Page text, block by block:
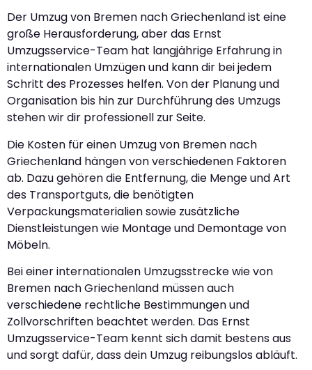
Der Umzug von Bremen nach Griechenland ist eine
große Herausforderung, aber das Ernst
Umzugsservice-Team hat langjährige Erfahrung in
internationalen Umzügen und kann dir bei jedem
Schritt des Prozesses helfen. Von der Planung und
Organisation bis hin zur Durchführung des Umzugs
stehen wir dir professionell zur Seite.
Die Kosten für einen Umzug von Bremen nach
Griechenland hängen von verschiedenen Faktoren
ab. Dazu gehören die Entfernung, die Menge und Art
des Transportguts, die benötigten
Verpackungsmaterialien sowie zusätzliche
Dienstleistungen wie Montage und Demontage von
Möbeln.
Bei einer internationalen Umzugsstrecke wie von
Bremen nach Griechenland müssen auch
verschiedene rechtliche Bestimmungen und
Zollvorschriften beachtet werden. Das Ernst
Umzugsservice-Team kennt sich damit bestens aus
und sorgt dafür, dass dein Umzug reibungslos abläuft.